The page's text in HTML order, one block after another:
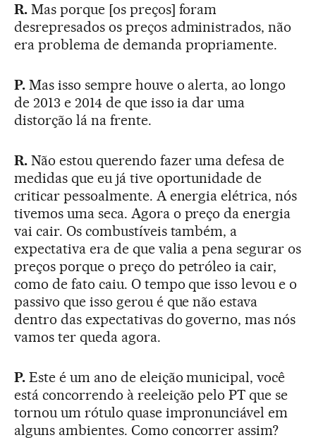
R.Mas porque [os preços] foram
desrepresados os preços administrados, não
era problema de demanda propriamente.
P.Mas isso sempre houve o alerta, ao longo
de 2013 e 2014 de que isso ia dar uma
distorção lá na frente.
R.Não estou querendo fazer uma defesa de
medidas que eu já tive oportunidade de
criticar pessoalmente. A energia elétrica, nós
tivemos uma seca. Agora o preço da energia
vai cair. Os combustíveis também, a
expectativa era de que valia a pena segurar os
preços porque o preço do petróleo ia cair,
como de fato caiu. O tempo que isso levou e o
passivo que isso gerou é que não estava
dentro das expectativas do governo, mas nós
vamos ter queda agora.
P.Este é um ano de eleição municipal, você
está concorrendo à reeleição pelo PT que se
tornou um rótulo quase impronunciável em
alguns ambientes. Como concorrer assim?